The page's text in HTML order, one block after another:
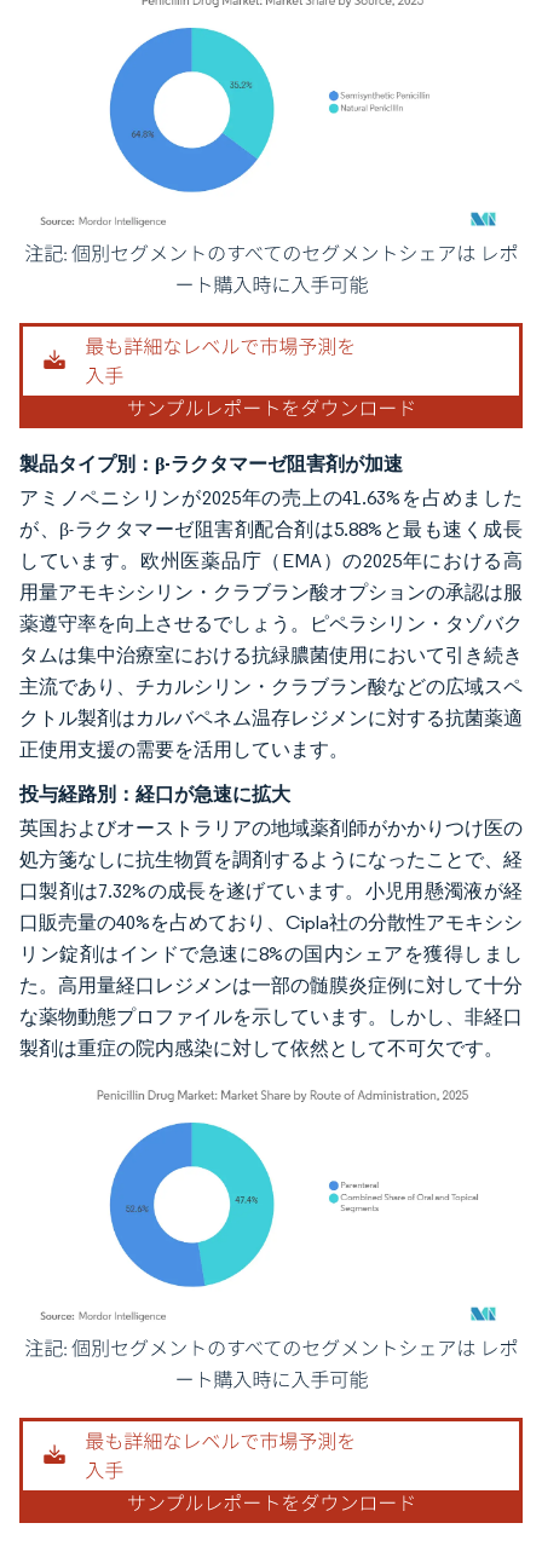
画像 © Mordor Intelligence。再利用にはCC BY 4.0の表示が必要です。
製品タイプ別：β-ラクタマーゼ阻害剤が加速
アミノペニシリンが2025年の売上の41.63%を占めました
が、β-ラクタマーゼ阻害剤配合剤は5.88%と最も速く成長
しています。欧州医薬品庁（EMA）の2025年における高
用量アモキシシリン・クラブラン酸オプションの承認は服
薬遵守率を向上させるでしょう。ピペラシリン・タゾバク
タムは集中治療室における抗緑膿菌使用において引き続き
主流であり、チカルシリン・クラブラン酸などの広域スペ
クトル製剤はカルバペネム温存レジメンに対する抗菌薬適
正使用支援の需要を活用しています。
投与経路別：経口が急速に拡大
英国およびオーストラリアの地域薬剤師がかかりつけ医の
処方箋なしに抗生物質を調剤するようになったことで、経
口製剤は7.32%の成長を遂げています。小児用懸濁液が経
口販売量の40%を占めており、Cipla社の分散性アモキシシ
リン錠剤はインドで急速に8%の国内シェアを獲得しまし
た。高用量経口レジメンは一部の髄膜炎症例に対して十分
な薬物動態プロファイルを示しています。しかし、非経口
製剤は重症の院内感染に対して依然として不可欠です。
画像 © Mordor Intelligence。再利用にはCC BY 4.0の表示が必要です。